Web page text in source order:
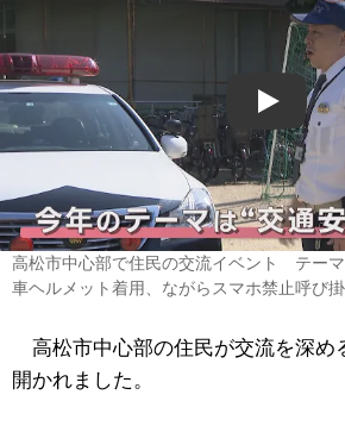
Play
高松市中心部で住民の交流イベント テー
車ヘルメット着用、ながらスマホ禁止呼び
高松市中心部の住民が交流を深め
開かれました。